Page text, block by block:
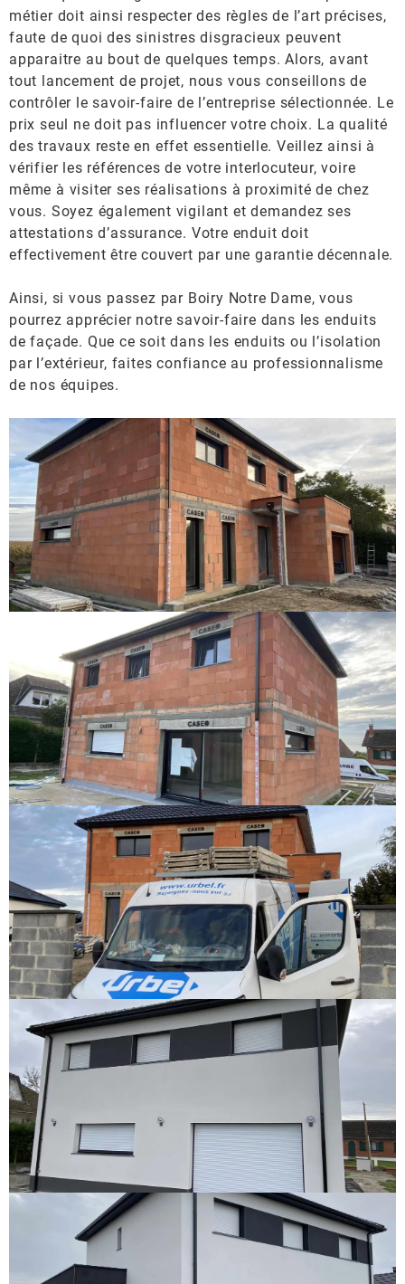
métier doit ainsi respecter des règles de l’art précises,
faute de quoi des sinistres disgracieux peuvent
apparaitre au bout de quelques temps. Alors, avant
tout lancement de projet, nous vous conseillons de
contrôler le savoir-faire de l’entreprise sélectionnée. Le
prix seul ne doit pas influencer votre choix. La qualité
des travaux reste en effet essentielle. Veillez ainsi à
vérifier les références de votre interlocuteur, voire
même à visiter ses réalisations à proximité de chez
vous. Soyez également vigilant et demandez ses
attestations d’assurance. Votre enduit doit
effectivement être couvert par une garantie décennale.
Ainsi, si vous passez par Boiry Notre Dame, vous
pourrez apprécier notre savoir-faire dans les enduits
de façade. Que ce soit dans les enduits ou l’isolation
par l’extérieur, faites confiance au professionnalisme
de nos équipes.